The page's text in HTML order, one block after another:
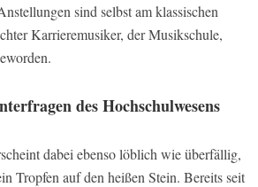
sind selbst am klassischen
Karrieremusiker, der Musikschule,
des Hochschulwesens
dabei ebenso löblich wie überfällig,
Tropfen auf den heißen Stein. Bereits seit